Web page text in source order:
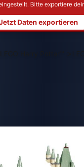
Bitte exportiere
Daten exportieren